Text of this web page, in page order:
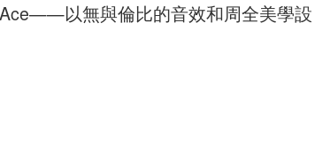
以無與倫比的音效和周全美學設